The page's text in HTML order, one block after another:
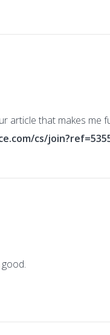
article that makes me
cs/